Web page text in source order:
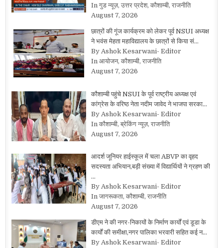
In गुड न्यूज़, उत्तर प्रदेश, कौशाम्बी, राजनीति
August 7, 2026
छात्रों की गूंज कार्यक्रम को लेकर पूर्व NSUI अध्यक्ष
ने भवंस मेहता महाविद्यालय के छात्रों से किया सं…
By Ashok Kesarwani- Editor
In आयोजन, कौशाम्बी, राजनीति
August 7, 2026
कौशाम्बी पहुंचे NSUI के पूर्व राष्ट्रीय अध्यक्ष एवं
कांग्रेस के वरिष्ठ नेता नदीम जावेद ने भाजपा सरका…
By Ashok Kesarwani- Editor
In कौशाम्बी, ब्रेकिंग न्यूज़, राजनीति
August 7, 2026
आदर्श जूनियर हाईस्कूल में चला ABVP का वृहद
सदस्यता अभियान,बड़ी संख्या में विद्यार्थियों ने ग्रहण की
…
By Ashok Kesarwani- Editor
In जागरूकता, कौशाम्बी, राजनीति
August 7, 2026
डीएम ने की नगर-निकायों के निर्माण कार्यों एवं डूडा के
कार्यों की समीक्षा,नगर पालिका भरवारी सहित कई न…
By Ashok Kesarwani- Editor